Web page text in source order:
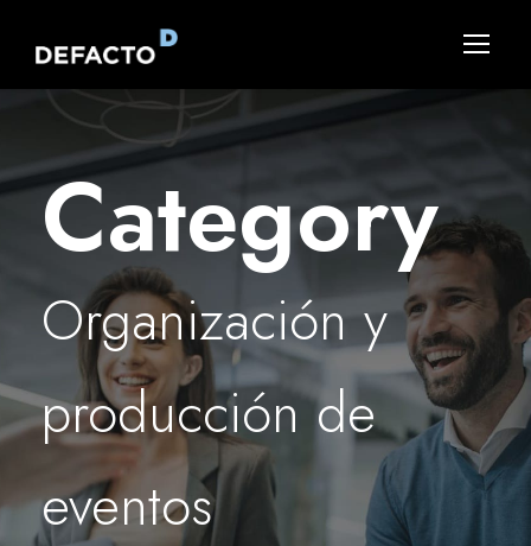
Category
Organización y
producción de
eventos